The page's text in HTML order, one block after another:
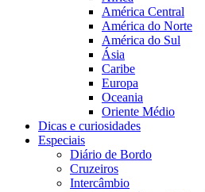
América Central
América do Norte
América do Sul
Ásia
Caribe
Europa
Oceania
Oriente Médio
Dicas e curiosidades
Especiais
Diário de Bordo
Cruzeiros
Intercâmbio